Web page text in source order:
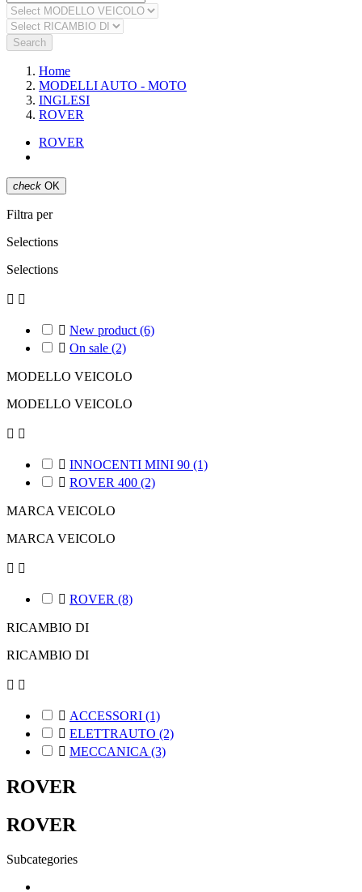
Search
Home
MODELLI AUTO - MOTO
INGLESI
ROVER
ROVER
check OK
Filtra per
Selections
Selections
 
 New product (6)
 On sale (2)
MODELLO VEICOLO
MODELLO VEICOLO
 
 INNOCENTI MINI 90 (1)
 ROVER 400 (2)
MARCA VEICOLO
MARCA VEICOLO
 
 ROVER (8)
RICAMBIO DI
RICAMBIO DI
 
 ACCESSORI (1)
 ELETTRAUTO (2)
 MECCANICA (3)
ROVER
ROVER
Subcategories